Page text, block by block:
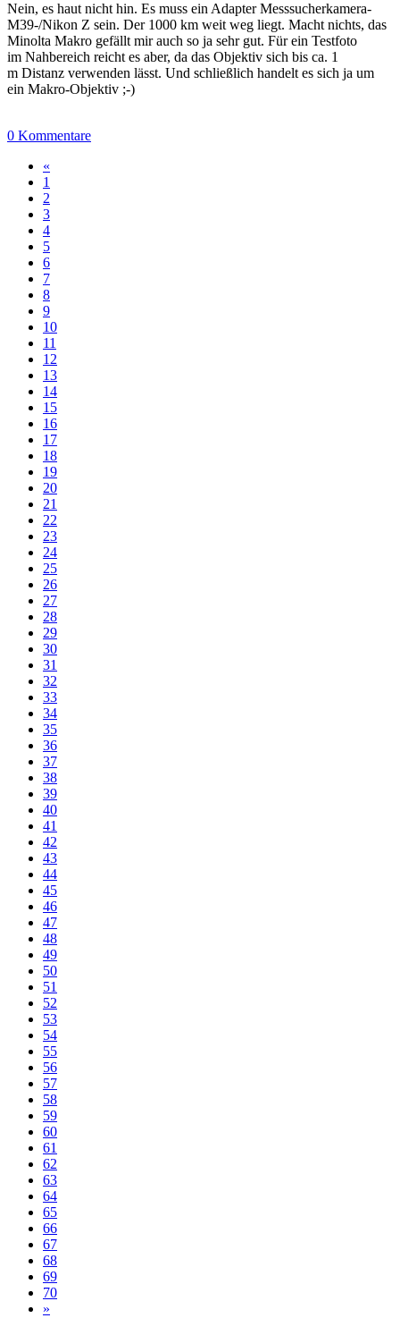
Nein, es haut nicht hin. Es muss ein Adapter Messsucherkamera-
M39-/Nikon Z sein. Der 1000 km weit weg liegt. Macht nichts, das
Minolta Makro gefällt mir auch so ja sehr gut. Für ein Testfoto
im Nahbereich reicht es aber, da das Objektiv sich bis ca. 1
m Distanz verwenden lässt. Und schließlich handelt es sich ja um
ein Makro-Objektiv ;-)
0 Kommentare
«
1
2
3
4
5
6
7
8
9
10
11
12
13
14
15
16
17
18
19
20
21
22
23
24
25
26
27
28
29
30
31
32
33
34
35
36
37
38
39
40
41
42
43
44
45
46
47
48
49
50
51
52
53
54
55
56
57
58
59
60
61
62
63
64
65
66
67
68
69
70
»